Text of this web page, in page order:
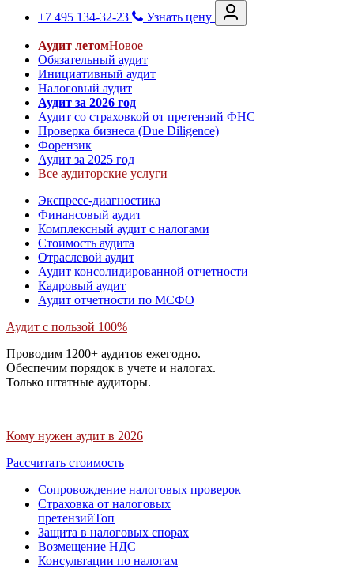
+7 495 134-32-23
Узнать цену
Аудит летомНовое
Обязательный аудит
Инициативный аудит
Налоговый аудит
Аудит за 2026 год
Аудит со страховкой от претензий ФНС
Проверка бизнеса (Due Diligence)
Форензик
Аудит за 2025 год
Все аудиторские услуги
Экспресс-диагностика
Финансовый аудит
Комплексный аудит с налогами
Стоимость аудита
Отраслевой аудит
Аудит консолидированной отчетности
Кадровый аудит
Аудит отчетности по МСФО
Аудит с пользой 100%
Проводим 1200+ аудитов ежегодно.
Обеспечим порядок в учете и налогах.
Только штатные аудиторы.
Кому нужен аудит в 2026
Рассчитать стоимость
Сопровождение налоговых проверок
Страховка от налоговых
претензийТоп
Защита в налоговых спорах
Возмещение НДС
Консультации по налогам